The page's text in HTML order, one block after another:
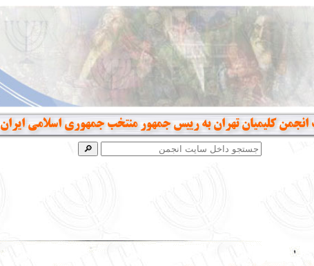
انجمن کلیمیان تهران به رییس جمهور منتخب جمهوری اسلامی ایران